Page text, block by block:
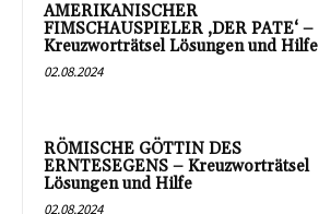
AMERIKANISCHER
FIMSCHAUSPIELER ‚DER PATE‘ –
Kreuzworträtsel Lösungen und Hilfe
02.08.2024
RÖMISCHE GÖTTIN DES
ERNTESEGENS – Kreuzworträtsel
Lösungen und Hilfe
02.08.2024